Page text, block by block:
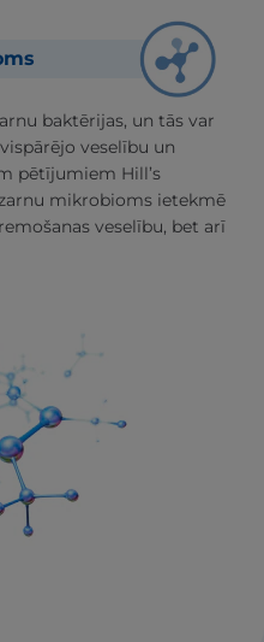
baktērijas, un tās var
veselību un
pētījumiem Hill’s
mikrobioms ietekmē
veselību, bet arī